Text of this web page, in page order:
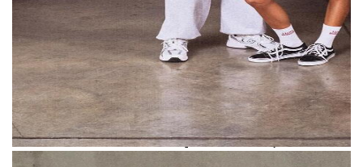
Мадонной Мур. 1 августа она обвинила
Карину Мурашкину в плагиате, заявив
о том, что название и логотип бренда
очень похожи на ее собственные.
В разговоре с The Blueprint Мурашкина
отметила, что о запуске ее бренда Мадонне
было известно еще в прошлом году,
а в декабре они детально обсудили этот